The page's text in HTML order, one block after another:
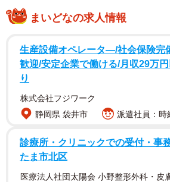
さうすさんの家に侵入してきたアリ。「普通
にもいろいろ種類があるため、さうすさんが
まいどなの求人情報
生産設備オペレータ―/社会保険完
歓迎/安定企業で働ける/月収29万
り
株式会社フジワーク
静岡県 袋井市
派遣社員：時
診療所・クリニックでの受付・事
たま市北区
医療法人社団太陽会 小野整形外科・皮